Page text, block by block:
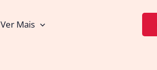
Ver Mais